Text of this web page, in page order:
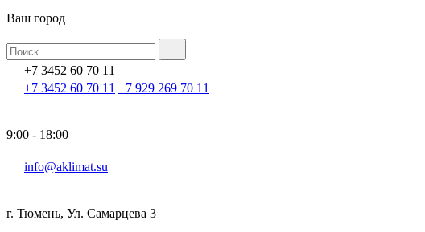
Ваш город
+7 3452 60 70 11
+7 3452 60 70 11 +7 929 269 70 11
9:00 - 18:00
info@aklimat.su
г. Тюмень, Ул. Самарцева 3